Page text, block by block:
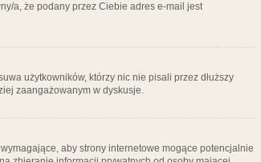
a, że podany przez Ciebie adres e-mail jest
użytkowników, którzy nic nie pisali przez dłuższy
zaangażowanym w dyskusje.
aby strony internetowe mogące potencjalnie